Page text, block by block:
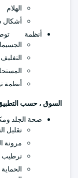
الهلام
أشكال
أنظمة
أنظمة
السوق ، حسب
صحة الجلد
تقليل
مرونة
ترطيب